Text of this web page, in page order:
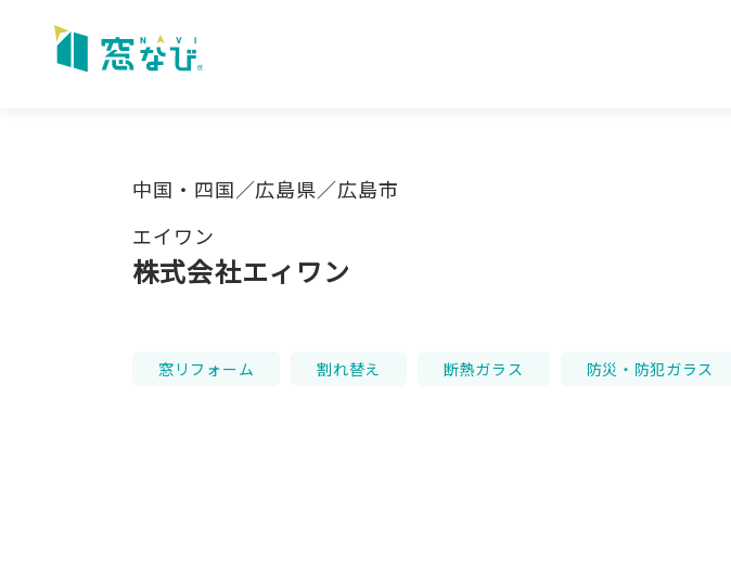
content
中国・四国／広島県／広島市
エイワン
株式会社エィワン
窓リフォーム 割れ替え 断熱ガラス 防災・防犯ガラス